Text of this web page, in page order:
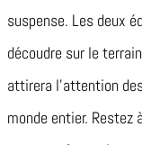
suspense. Les deux
découdre sur le
attirera l’attention
monde entier. Restez